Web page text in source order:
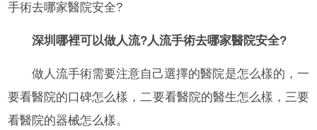
手術去哪家醫院安全?
深圳哪裡可以做人流?人流手術去哪家醫院安全?
做人流手術需要注意自己選擇的醫院是怎么樣的，一
要看醫院的口碑怎么樣，二要看醫院的醫生怎么樣，三要
看醫院的器械怎么樣。